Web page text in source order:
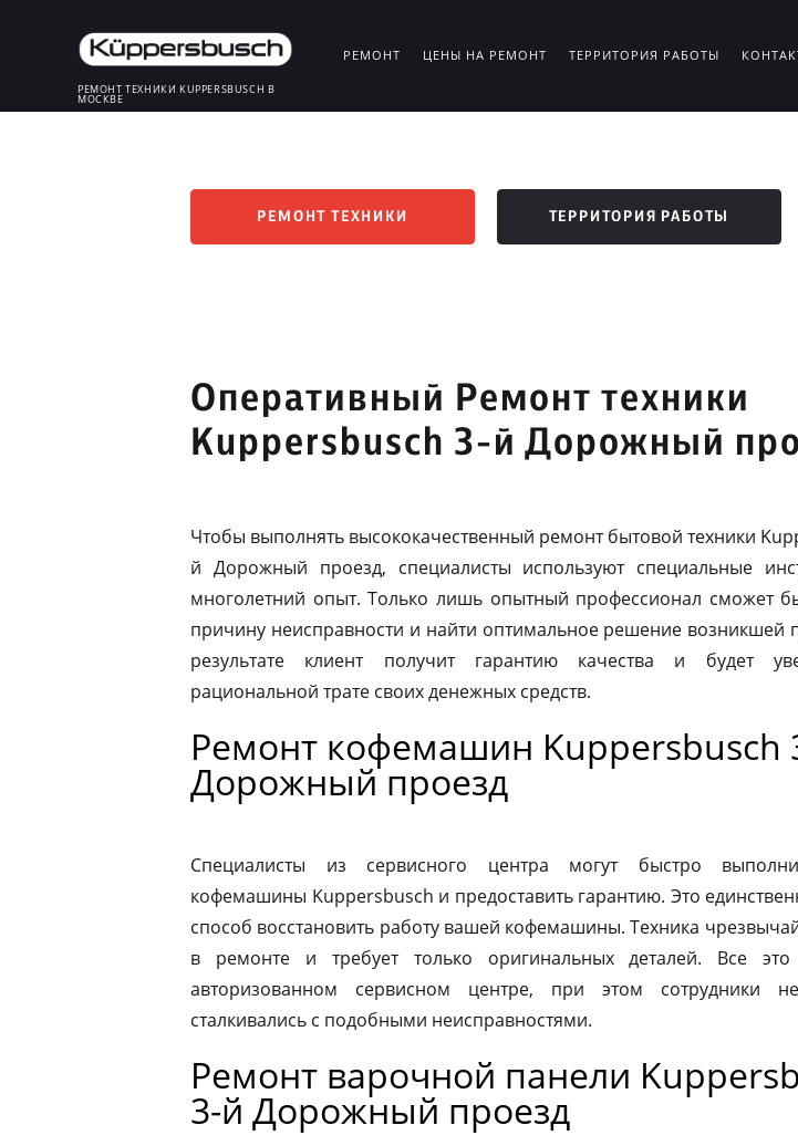
РЕМОНТ ТЕХНИКИ KUPPERSBUSCH В
МОСКВЕ
РЕМОНТ ЦЕНЫ НА РЕМОНТ ТЕРРИТОРИЯ РАБОТЫ
РЕМОНТ ТЕХНИКИ ТЕРРИТОРИЯ РАБОТЫ
Оперативный Ремонт техники
Kuppersbusch 3-й Дорожный
Чтобы выполнять высококачественный ремонт бытовой техники
й Дорожный проезд, специалисты используют специальные
многолетний опыт. Только лишь опытный профессионал сможет
причину неисправности и найти оптимальное решение возникшей
результате клиент получит гарантию качества и будет
рациональной трате своих денежных средств.
Ремонт кофемашин Kuppersbusch
Дорожный проезд
Специалисты из сервисного центра могут быстро
кофемашины Kuppersbusch и предоставить гарантию. Это
способ восстановить работу вашей кофемашины. Техника
в ремонте и требует только оригинальных деталей. Все
авторизованном сервисном центре, при этом сотрудники
сталкивались с подобными неисправностями.
Ремонт варочной панели
3-й Дорожный проезд